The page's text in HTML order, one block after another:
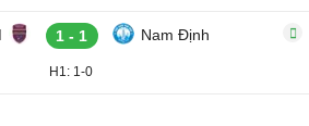
1 - 1 Nam Định
H1: 1-0